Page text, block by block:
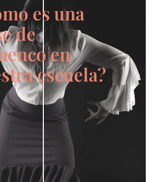
es una
de
en
escuela?